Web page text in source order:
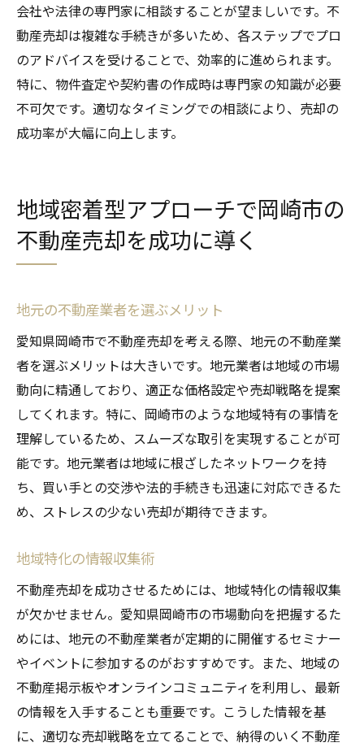
会社や法律の専門家に相談することが望ましいです。不
動産売却は複雑な手続きが多いため、各ステップでプロ
のアドバイスを受けることで、効率的に進められます。
特に、物件査定や契約書の作成時は専門家の知識が必要
不可欠です。適切なタイミングでの相談により、売却の
成功率が大幅に向上します。
地域密着型アプローチで岡崎市の
不動産売却を成功に導く
地元の不動産業者を選ぶメリット
愛知県岡崎市で不動産売却を考える際、地元の不動産業
者を選ぶメリットは大きいです。地元業者は地域の市場
動向に精通しており、適正な価格設定や売却戦略を提案
してくれます。特に、岡崎市のような地域特有の事情を
理解しているため、スムーズな取引を実現することが可
能です。地元業者は地域に根ざしたネットワークを持
ち、買い手との交渉や法的手続きも迅速に対応できるた
め、ストレスの少ない売却が期待できます。
地域特化の情報収集術
不動産売却を成功させるためには、地域特化の情報収集
が欠かせません。愛知県岡崎市の市場動向を把握するた
めには、地元の不動産業者が定期的に開催するセミナー
やイベントに参加するのがおすすめです。また、地域の
不動産掲示板やオンラインコミュニティを利用し、最新
の情報を入手することも重要です。こうした情報を基
に、適切な売却戦略を立てることで、納得のいく不動産